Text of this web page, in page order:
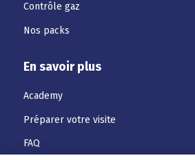
Contrôle gaz
Nos packs
En savoir plus
Academy
Préparer votre visite
FAQ